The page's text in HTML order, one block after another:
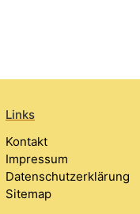
Links
Kontakt
Impressum
Datenschutzerklärung
Sitemap